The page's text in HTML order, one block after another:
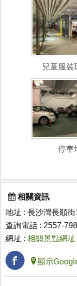
兒童服裝
停車
相關資訊
地址 : 長沙灣長順
查詢電話 : 2557-
網址 : 相關景點網址
顯示